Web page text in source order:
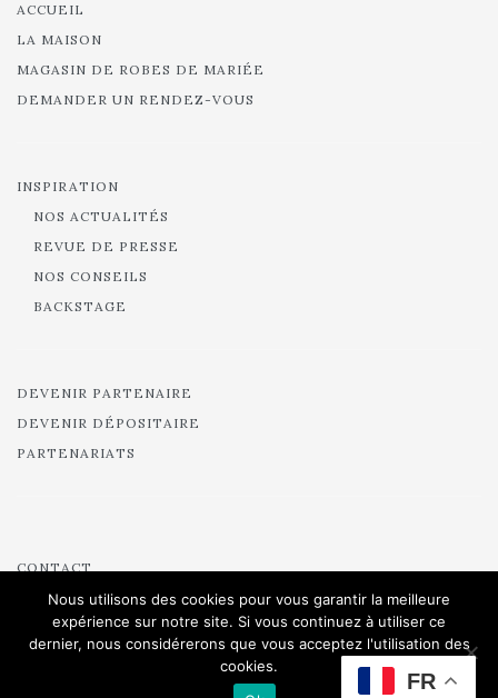
ACCUEIL
LA MAISON
MAGASIN DE ROBES DE MARIÉE
DEMANDER UN RENDEZ-VOUS
INSPIRATION
NOS ACTUALITÉS
REVUE DE PRESSE
NOS CONSEILS
BACKSTAGE
DEVENIR PARTENAIRE
DEVENIR DÉPOSITAIRE
PARTENARIATS
CONTACT
CRÉDITS
MENTIONS LÉGALES
MARIÉES POUR UN OUI
FR
Nous utilisons des cookies pour vous garantir la meilleure
expérience sur notre site. Si vous continuez à utiliser ce
dernier, nous considérerons que vous acceptez l'utilisation des
cookies.